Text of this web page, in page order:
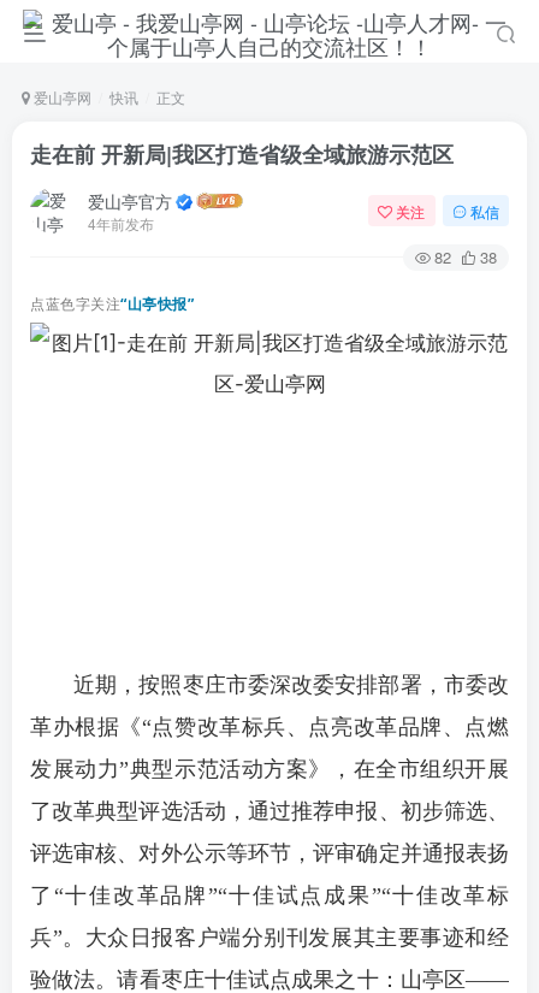
爱山亭网 快讯 正文
走在前 开新局|我区打造省级全域旅游示范区
爱山亭官方
4年前发布
关注 私信
82 38
点蓝色字关注“山亭快报”
近期，按照枣庄市委深改委安排部署，市委改
革办根据《“点赞改革标兵、点亮改革品牌、点燃
发展动力”典型示范活动方案》，在全市组织开展
了改革典型评选活动，通过推荐申报、初步筛选、
评选审核、对外公示等环节，评审确定并通报表扬
了“十佳改革品牌”“十佳试点成果”“十佳改革标
兵”。大众日报客户端分别刊发展其主要事迹和经
验做法。请看枣庄十佳试点成果之十：山亭区——